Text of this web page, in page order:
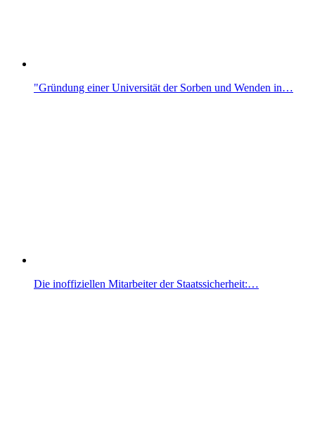
"Gründung einer Universität der Sorben und Wenden in…
Die inoffiziellen Mitarbeiter der Staatssicherheit:…